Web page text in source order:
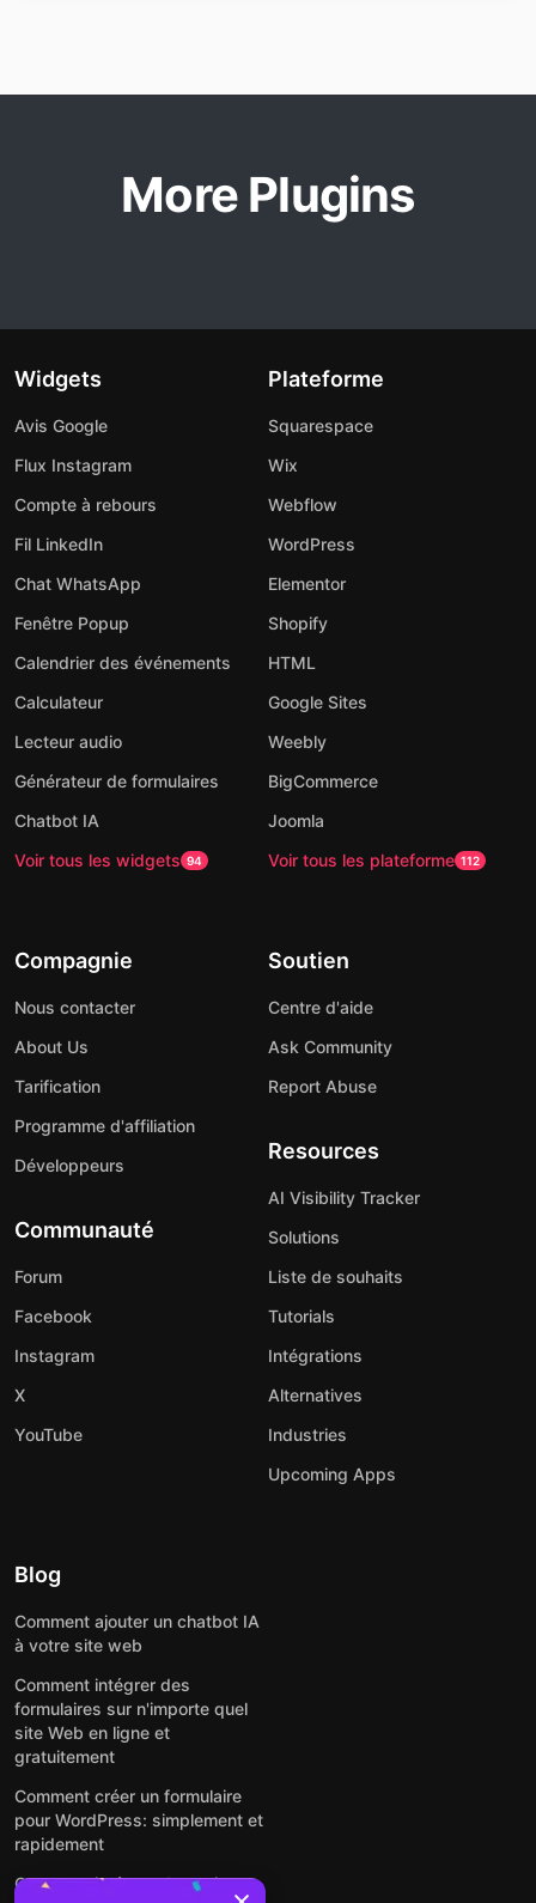
More Plugins
Widgets
Avis Google
Flux Instagram
Compte à rebours
Fil LinkedIn
Chat WhatsApp
Fenêtre Popup
Calendrier des événements
Calculateur
Lecteur audio
Générateur de formulaires
Chatbot IA
Voir tous les widgets 94
Plateforme
Squarespace
Wix
Webflow
WordPress
Elementor
Shopify
HTML
Google Sites
Weebly
BigCommerce
Joomla
Voir tous les plateforme 112
Compagnie
Nous contacter
About Us
Tarification
Programme d'affiliation
Développeurs
Communauté
Forum
Facebook
Instagram
X
YouTube
Soutien
Centre d'aide
Ask Community
Report Abuse
Resources
AI Visibility Tracker
Solutions
Liste de souhaits
Tutorials
Intégrations
Alternatives
Industries
Upcoming Apps
Blog
Comment ajouter un chatbot IA
à votre site web
Comment intégrer des
formulaires sur n'importe quel
site Web en ligne et
gratuitement
Comment créer un formulaire
pour WordPress: simplement et
rapidement
Comment intégrer des avis